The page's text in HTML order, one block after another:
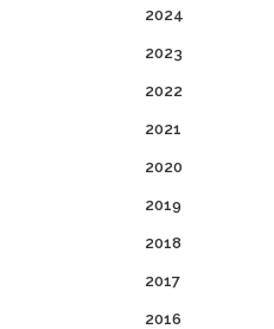
2024
2023
2022
2021
2020
2019
2018
2017
2016